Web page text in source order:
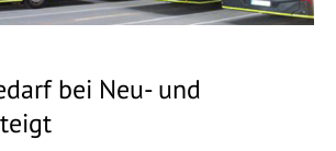
bei Neu- und